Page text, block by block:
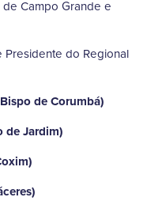
Campo Grande e
Presidente do Regional
de Corumbá)
de Jardim)